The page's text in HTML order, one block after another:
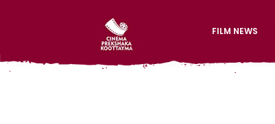
FILM NEWS